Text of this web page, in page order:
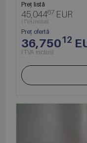
Preț listă
45,04467 EUR
(TVA inclus)
Preț ofertă
36,75012
(TVA inclus)